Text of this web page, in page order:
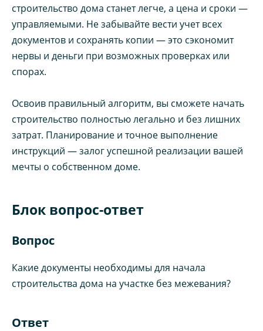
строительство дома станет легче, а цена и сроки —
управляемыми. Не забывайте вести учет всех
документов и сохранять копии — это сэкономит
нервы и деньги при возможных проверках или
спорах.
Освоив правильный алгоритм, вы сможете начать
строительство полностью легально и без лишних
затрат. Планирование и точное выполнение
инструкций — залог успешной реализации вашей
мечты о собственном доме.
Блок вопрос-ответ
Вопрос
Какие документы необходимы для начала
строительства дома на участке без межевания?
Ответ